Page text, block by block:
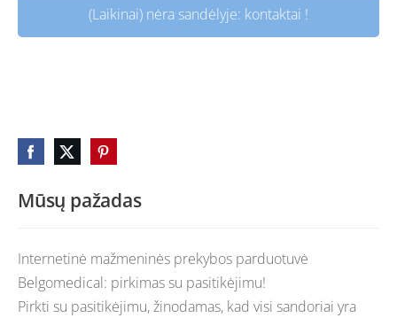
Mūsų pažadas
Internetinė mažmeninės prekybos parduotuvė
Belgomedical: pirkimas su pasitikėjimu!
Pirkti su pasitikėjimu, žinodamas, kad visi sandoriai yra
(Laikinai) nėra sandėlyje: kontaktai !